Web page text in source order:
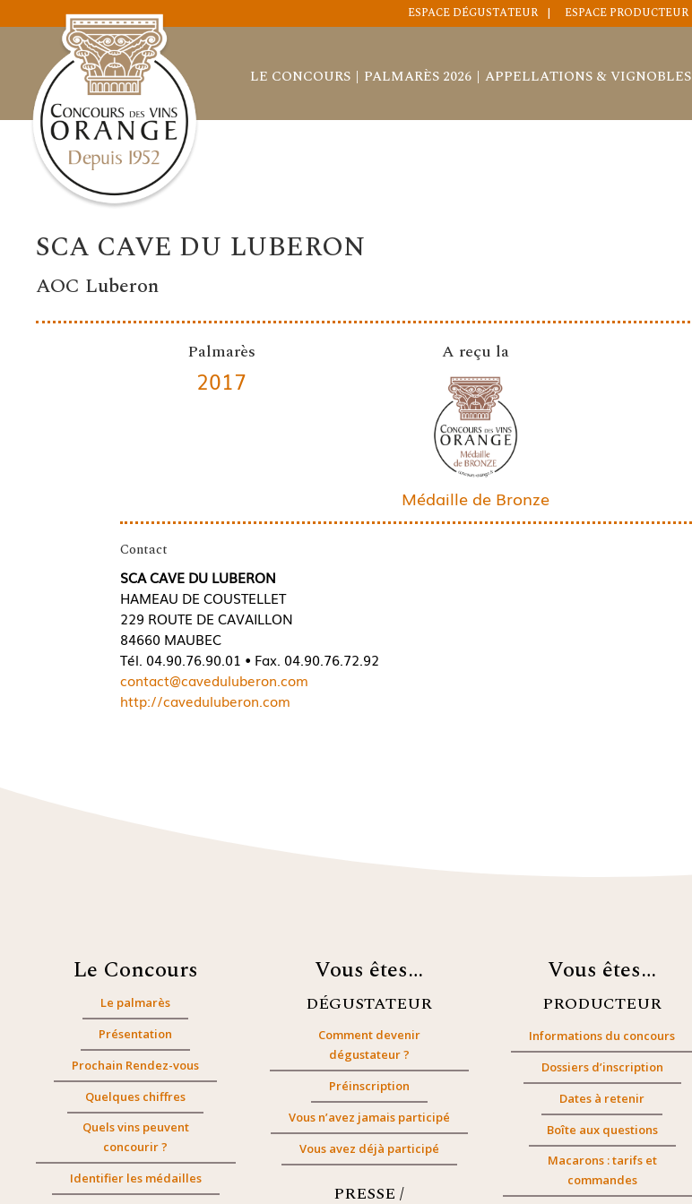
ESPACE DÉGUSTATEUR ESPACE PRODUCTEUR
LE CONCOURS PALMARÈS 2026 APPELLATIONS & VIGNOBLES
SCA CAVE DU LUBERON
AOC Luberon
Palmarès
2017
A reçu la
Médaille de Bronze
Contact
SCA CAVE DU LUBERON
HAMEAU DE COUSTELLET
229 ROUTE DE CAVAILLON
84660 MAUBEC
Tél. 04.90.76.90.01 • Fax. 04.90.76.72.92
contact@caveduluberon.com
http://caveduluberon.com
Le Concours
Le palmarès
Présentation
Prochain Rendez-vous
Quelques chiffres
Quels vins peuvent
concourir ?
Identifier les médailles
Vous êtes…
DÉGUSTATEUR
Comment devenir
dégustateur ?
Préinscription
Vous n’avez jamais participé
Vous avez déjà participé
PRESSE /
Vous êtes…
PRODUCTEUR
Informations du concours
Dossiers d’inscription
Dates à retenir
Boîte aux questions
Macarons : tarifs et
commandes